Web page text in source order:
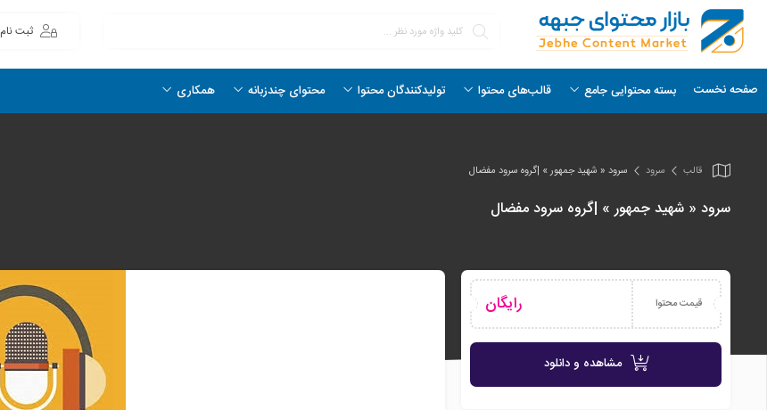
ثبت نام
صفحه نخست بسته محتوایی جامع قالب‌های محتوا تولیدکنندگان محتوا محتوای چندزبانه همکاری
قالب سرود سرود « شهید جمهور » |گروه سرود مفضال
سرود « شهید جمهور » |گروه سرود مفضال
قیمت محتوا رایگان
مشاهده و دانلود